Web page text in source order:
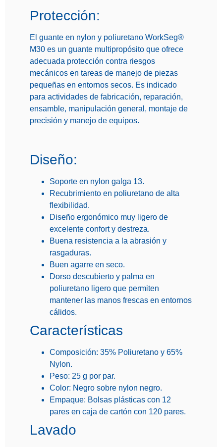
Protección:
El guante en nylon y poliuretano WorkSeg®
M30 es un guante multipropósito que ofrece
adecuada protección contra riesgos
mecánicos en tareas de manejo de piezas
pequeñas en entornos secos. Es indicado
para actividades de fabricación, reparación,
ensamble, manipulación general, montaje de
precisión y manejo de equipos.
Diseño:
Soporte en nylon galga 13.
Recubrimiento en poliuretano de alta
flexibilidad.
Diseño ergonómico muy ligero de
excelente confort y destreza.
Buena resistencia a la abrasión y
rasgaduras.
Buen agarre en seco.
Dorso descubierto y palma en
poliuretano ligero que permiten
mantener las manos frescas en entornos
cálidos.
Características
Composición: 35% Poliuretano y 65%
Nylon.
Peso: 25 g por par.
Color: Negro sobre nylon negro.
Empaque: Bolsas plásticas con 12
pares en caja de cartón con 120 pares.
Lavado